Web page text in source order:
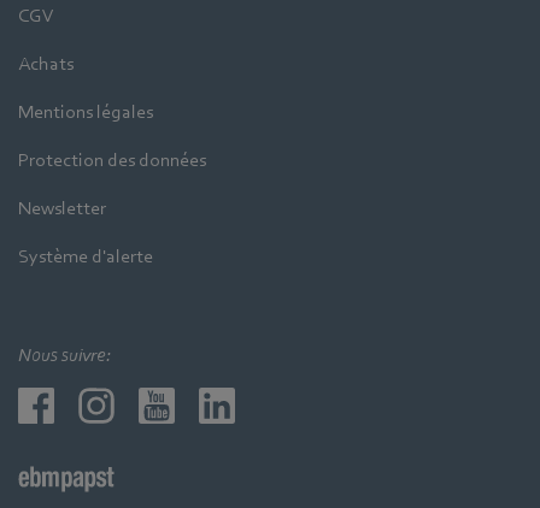
CGV
Achats
Mentions légales
Protection des données
Newsletter
Système d'alerte
Nous suivre: